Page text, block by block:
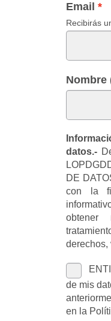
Email
Recibirás
Nombre
datos.-
DE
con la
obtener
derechos,
de mis
en la